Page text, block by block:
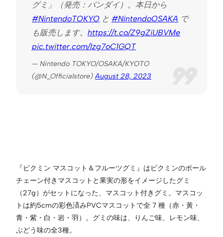
グミ」（発売：バンダイ）。本日から
#NintendoTOKYO と #NintendoOSAKA で
も販売します。 https://t.co/Z9gZiUBVMe
pic.twitter.com/Izg7oC1GQT
— Nintendo TOKYO/OSAKA/KYOTO
(@N_Officialstore) August 28, 2023
『ピクミン マスコット＆フルーツグミ』はピクミンのボール
チェーン付きマスコットと果実の形をイメージしたグミ
（27g）がセットになった、マスコット付きグミ。マスコッ
トは約5cmの彩色済みPVCマスコットで全 7 種（赤・黃・
青・紫・白・岩・羽）。グミの味は、りんご味、レモン味、
ぶどう味の全3種。